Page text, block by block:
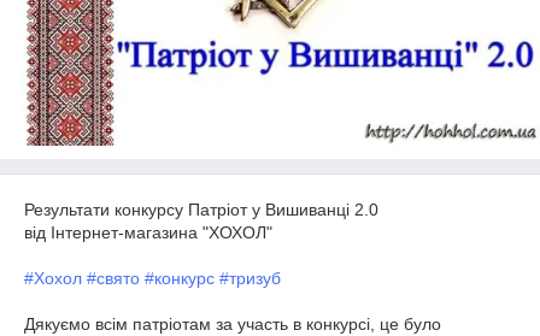
Результати конкурсу Патріот у Вишиванці 2.0
від Інтернет-магазина "ХОХОЛ"
#Хохол #свято #конкурс #тризуб
Дякуємо всім патріотам за участь в конкурсі, це було